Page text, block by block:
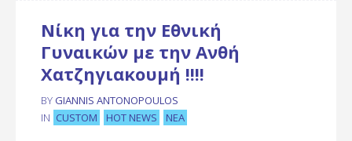
Νίκη για την Εθνική
Γυναικών με την Ανθή
Χατζηγιακουμή !!!!
BY GIANNIS ANTONOPOULOS
IN CUSTOM HOT NEWS ΝΈΑ